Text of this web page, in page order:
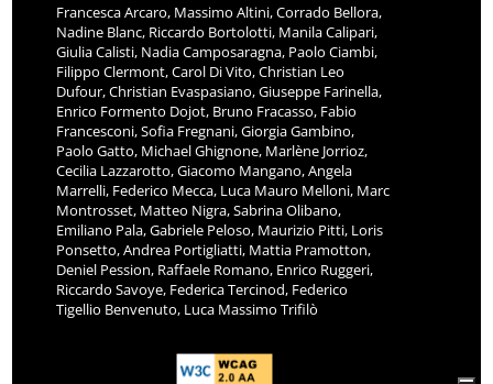
Francesca Arcaro, Massimo Altini, Corrado Bellora,
Nadine Blanc, Riccardo Bortolotti, Manila Calipari,
Giulia Calisti, Nadia Camposaragna, Paolo Ciambi,
Filippo Clermont, Carol Di Vito, Christian Leo
Dufour, Christian Evaspasiano, Giuseppe Farinella,
Enrico Formento Dojot, Bruno Fracasso, Fabio
Francesconi, Sofia Fregnani, Giorgia Gambino,
Paolo Gatto, Michael Ghignone, Marlène Jorrioz,
Cecilia Lazzarotto, Giacomo Mangano, Angela
Marrelli, Federico Mecca, Luca Mauro Melloni, Marc
Montrosset, Matteo Nigra, Sabrina Olibano,
Emiliano Pala, Gabriele Peloso, Maurizio Pitti, Loris
Ponsetto, Andrea Portigliatti, Mattia Pramotton,
Deniel Pession, Raffaele Romano, Enrico Ruggeri,
Riccardo Savoye, Federica Tercinod, Federico
Tigellio Benvenuto, Luca Massimo Trifilò